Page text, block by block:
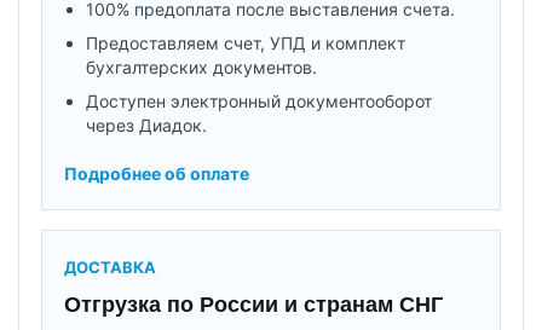
100% предоплата после выставления счета.
Предоставляем счет, УПД и комплект
бухгалтерских документов.
Доступен электронный документооборот
через Диадок.
Подробнее об оплате
ДОСТАВКА
Отгрузка по России и странам СНГ